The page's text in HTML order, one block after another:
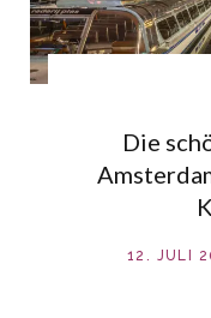
Die
12. JULI